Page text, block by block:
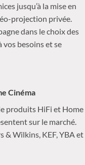
jusqu’à la mise en
projection privée.
dans le choix des
vos besoins et se
Cinéma
produits HiFi et Home
sur le marché.
& Wilkins, KEF, YBA et